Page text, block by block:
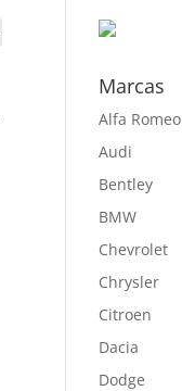
Marcas
Alfa Romeo
Audi
Bentley
BMW
Chevrolet
Chrysler
Citroen
Dacia
Dodge